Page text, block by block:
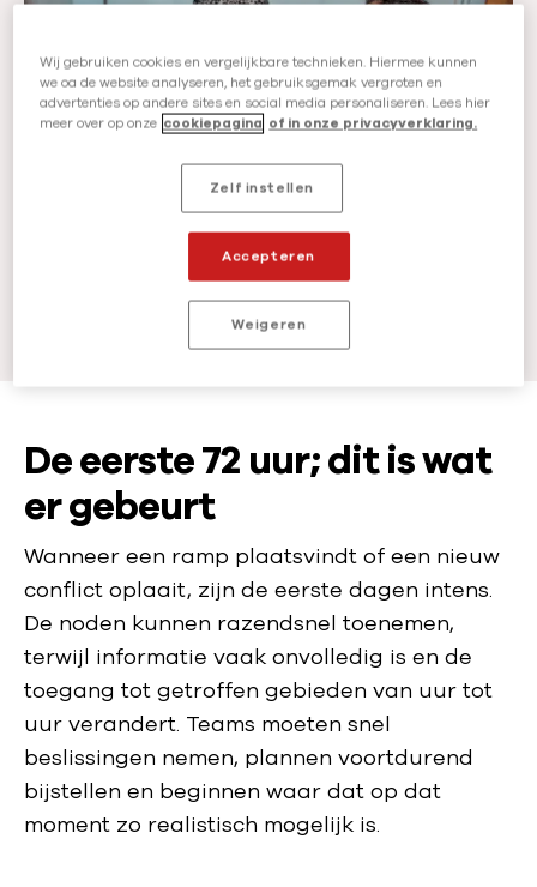
m
p
n
Hulp bij ziektes
e
m
l
b
i
j
z
i
e
k
t
e
s
De eerste 72 uur; dit is wat
er gebeurt
Wanneer een ramp plaatsvindt of een nieuw
conflict oplaait, zijn de eerste dagen intens.
De noden kunnen razendsnel toenemen,
terwijl informatie vaak onvolledig is en de
toegang tot getroffen gebieden van uur tot
uur verandert. Teams moeten snel
beslissingen nemen, plannen voortdurend
bijstellen en beginnen waar dat op dat
moment zo realistisch mogelijk is.
Wij gebruiken cookies en vergelijkbare technieken. Hiermee kunnen
we oa de website analyseren, het gebruiksgemak vergroten en
advertenties op andere sites en social media personaliseren. Lees hier
meer over op onze cookiepagina of in onze privacyverklaring.
Zelf instellen
Weigeren
Accepteren